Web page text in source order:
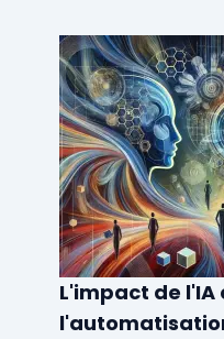
L'impact de l'IA